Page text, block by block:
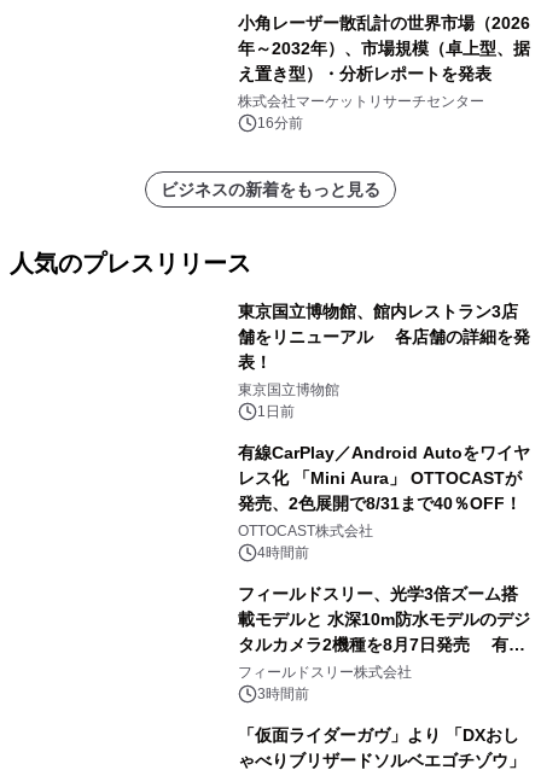
小角レーザー散乱計の世界市場（2026
年～2032年）、市場規模（卓上型、据
え置き型）・分析レポートを発表
株式会社マーケットリサーチセンター
16分前
ビジネスの新着をもっと見る
人気のプレスリリース
東京国立博物館、館内レストラン3店
舗をリニューアル 各店舗の詳細を発
表！
東京国立博物館
1日前
有線CarPlay／Android Autoをワイヤ
レス化 「Mini Aura」 OTTOCASTが
発売、2色展開で8/31まで40％OFF！
OTTOCAST株式会社
4時間前
フィールドスリー、光学3倍ズーム搭
載モデルと 水深10m防水モデルのデジ
タルカメラ2機種を8月7日発売 有効
約1300万画素、用途別に選べるコンデ
ジ新登場
フィールドスリー株式会社
3時間前
「仮面ライダーガヴ」より 「DXおし
ゃべりブリザードソルベエゴチゾウ」